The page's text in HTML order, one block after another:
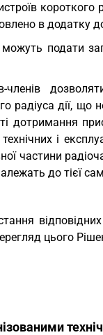
в додатку
подати
дії, що
і
частини
до тієї
цього